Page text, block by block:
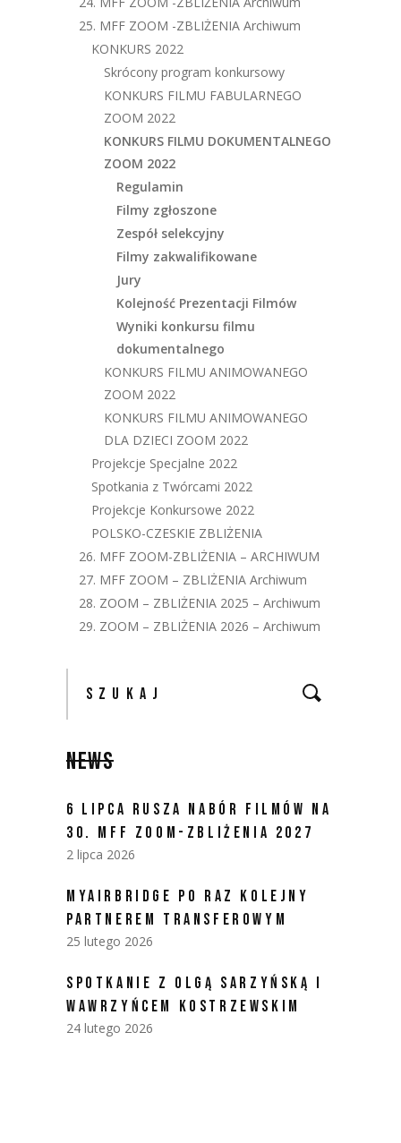
25. MFF ZOOM -ZBLIŻENIA Archiwum
KONKURS 2022
Skrócony program konkursowy
KONKURS FILMU FABULARNEGO
ZOOM 2022
KONKURS FILMU DOKUMENTALNEGO
ZOOM 2022
Regulamin
Filmy zgłoszone
Zespół selekcyjny
Filmy zakwalifikowane
Jury
Kolejność Prezentacji Filmów
Wyniki konkursu filmu
dokumentalnego
KONKURS FILMU ANIMOWANEGO
ZOOM 2022
KONKURS FILMU ANIMOWANEGO
DLA DZIECI ZOOM 2022
Projekcje Specjalne 2022
Spotkania z Twórcami 2022
Projekcje Konkursowe 2022
POLSKO-CZESKIE ZBLIŻENIA
26. MFF ZOOM-ZBLIŻENIA – ARCHIWUM
27. MFF ZOOM – ZBLIŻENIA Archiwum
28. ZOOM – ZBLIŻENIA 2025 – Archiwum
29. ZOOM – ZBLIŻENIA 2026 – Archiwum
Szukaj:
NEWS
6 LIPCA RUSZA NABÓR FILMÓW NA
30. MFF ZOOM-ZBLIŻENIA 2027
2 lipca 2026
MYAIRBRIDGE PO RAZ KOLEJNY
PARTNEREM TRANSFEROWYM
25 lutego 2026
SPOTKANIE Z OLGĄ SARZYŃSKĄ I
WAWRZYŃCEM KOSTRZEWSKIM
24 lutego 2026